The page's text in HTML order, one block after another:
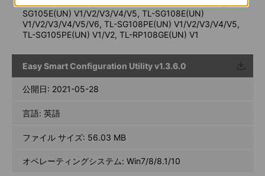
SG105E(UN) V1/V2/V3/V4/V5, TL-SG108E(UN)
V1/V2/V3/V4/V5/V6, TL-SG108PE(UN) V1/V2/V3/V4/V5,
TL-SG105PE(UN) V1/V2, TL-RP108GE(UN) V1
Easy Smart Configuration Utility v1.3.6.0
ウンロ
ード
公開日: 2021-05-28
言語: 英語
ファイル サイズ: 56.03 MB
オペレーティングシステム: Win7/8/8.1/10